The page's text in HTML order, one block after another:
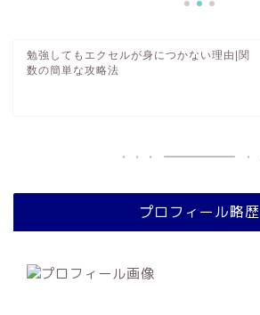
勉強してもエクセルが身につかない理由|関
数の簡単な攻略法
プロフィール略歴